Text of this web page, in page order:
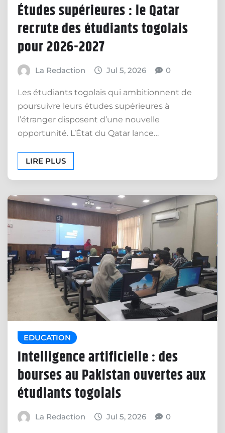
Études supérieures : le Qatar
recrute des étudiants togolais
pour 2026-2027
La Redaction Jul 5, 2026 0
Les étudiants togolais qui ambitionnent de
poursuivre leurs études supérieures à
l’étranger disposent d’une nouvelle
opportunité. L’État du Qatar lance…
LIRE PLUS
EDUCATION
Intelligence artificielle : des
bourses au Pakistan ouvertes aux
étudiants togolais
La Redaction Jul 5, 2026 0